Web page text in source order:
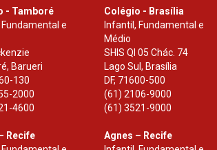
- Tamboré
Fundamental e
Barueri
130
2000
4600
Colégio - Brasília
Infantil, Fundamental e
Médio
SHIS Ql 05 Chác. 74
Lago Sul, Brasília
DF, 71600-500
(61) 2106-9000
(61) 3521-9000
Recife
Agnes – Recife